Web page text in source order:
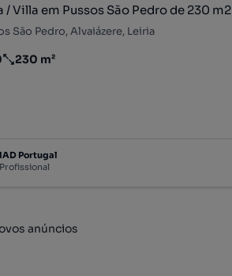
/ Villa em Pussos São Pedro de 230 m2
São Pedro, Alvaiázere, Leiria
por metro quadrado
230 m²
IAD Portugal
Profissional
anúncios